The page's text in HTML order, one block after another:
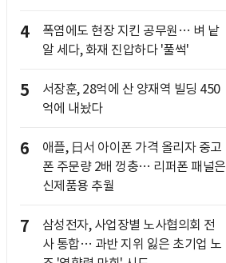
4
폭염에도 현장 지킨 공무원… 벼 낱
알 세다, 화재 진압하다 '풀썩'
5
서장훈, 28억에 산 양재역 빌딩 450
억에 내놨다
6
애플, 日서 아이폰 가격 올리자 중고
폰 주문량 2배 껑충… 리퍼폰 패널은
신제품용 추월
7
삼성전자, 사업장별 노사협의회 전
사 통합… 과반 지위 잃은 초기업 노